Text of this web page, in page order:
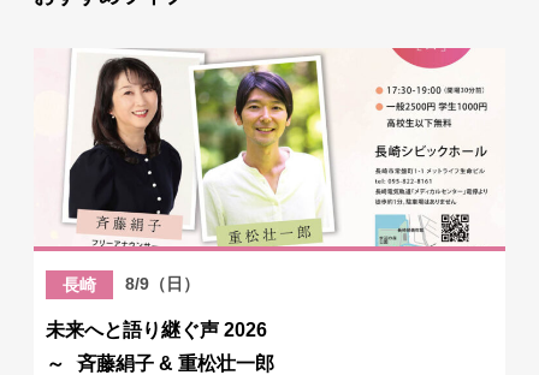
長崎 8/9（日）
未来へと語り継ぐ声 2026
～ 斉藤絹子 & 重松壮一郎